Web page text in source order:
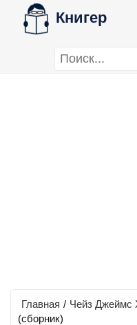
Книгер
Главная / Чейз Джеймс
(сборник)